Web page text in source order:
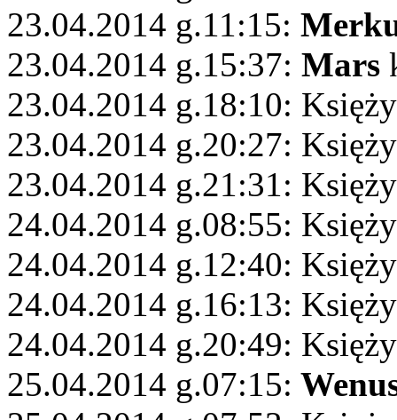
23.04.2014 g.11:15:
23.04.2014 g.15:37: Mars
23.04.2014 g.18:10:
23.04.2014 g.20:27:
23.04.2014 g.21:31:
24.04.2014 g.08:55:
24.04.2014 g.12:40:
24.04.2014 g.16:13:
24.04.2014 g.20:49:
25.04.2014 g.07:15: